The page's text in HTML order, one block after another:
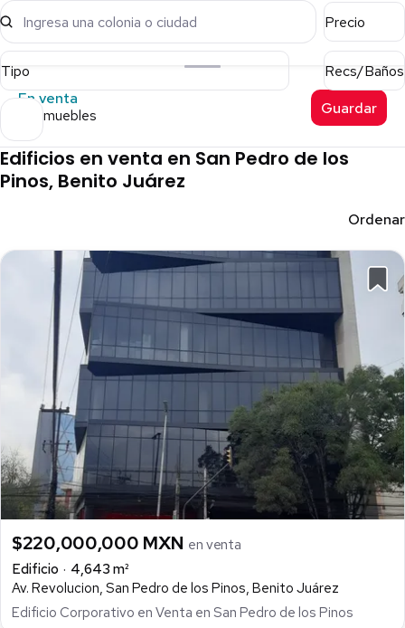
Ingresa una colonia o ciudad Precio
Tipo
Recs/Baños
En venta
10 inmuebles Guardar
Edificios en venta en San Pedro de los
Pinos, Benito Juárez
Ordenar
$220,000,000 MXN en venta
Edificio
4,643 m²
Av. Revolucion, San Pedro de los Pinos, Benito Juárez
Edificio Corporativo en Venta en San Pedro de los Pinos